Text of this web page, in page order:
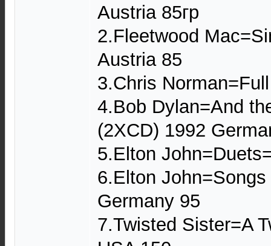
Austria 85гр
2.Fleetwood
Austria 85
3.Chris
4.Bob Dylan=And
(2XCD) 1992
5.Elton
6.Elton
Germany 95
7.Twisted Sister=A